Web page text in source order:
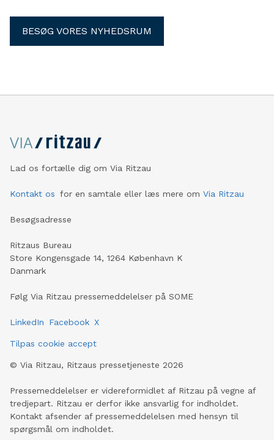
BESØG VORES NYHEDSRUM
Lad os fortælle dig om Via Ritzau
Kontakt os for en samtale eller læs mere om Via Ritzau
Besøgsadresse
Ritzaus Bureau
Store Kongensgade 14, 1264 København K
Danmark
Følg Via Ritzau pressemeddelelser på SOME
LinkedIn Facebook X
Tilpas cookie accept
© Via Ritzau, Ritzaus pressetjeneste 2026
Pressemeddelelser er videreformidlet af Ritzau på vegne af
tredjepart. Ritzau er derfor ikke ansvarlig for indholdet.
Kontakt afsender af pressemeddelelsen med hensyn til
spørgsmål om indholdet.